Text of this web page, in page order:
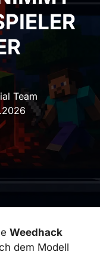
Team
Weedhack
dem Modell